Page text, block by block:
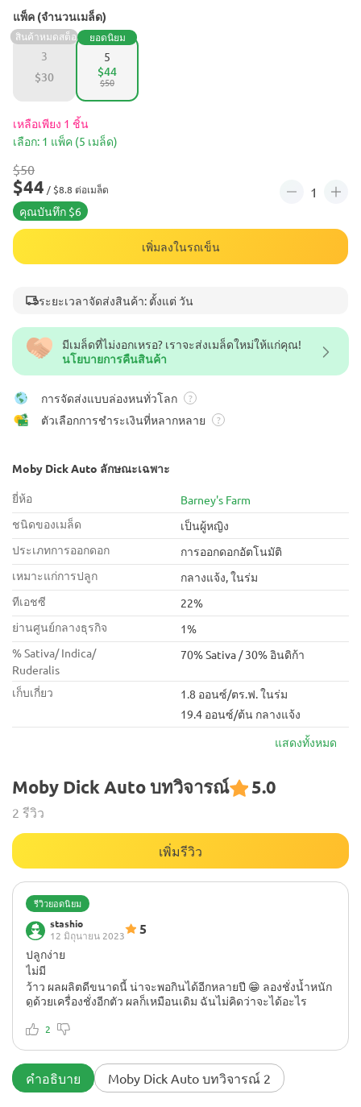
มีเมล็ดที่ไม่งอกเหรอ? เราจะส่งเมล็ดใหม่ให้แก่คุณ!
นโยบายการคืนสินค้า
การจัดส่งแบบล่องหนทั่วโลก ?
ตัวเลือกการชำระเงินที่หลากหลาย ?
Moby Dick Auto ลักษณะเฉพาะ
ยี่ห้อ
Barney's Farm
ชนิดของเมล็ด
เป็นผู้หญิง
ประเภทการออกดอก
การออกดอกอัตโนมัติ
เหมาะแก่การปลูก
กลางแจ้ง, ในร่ม
ทีเอชซี
22%
ย่านศูนย์กลางธุรกิจ
1%
% Sativa/ Indica/
Ruderalis
70% Sativa / 30% อินดิก้า
เก็บเกี่ยว
1.8 ออนซ์/ตร.ฟ. ในร่ม
19.4 ออนซ์/ต้น กลางแจ้ง
แสดงทั้งหมด
Moby Dick Auto บทวิจารณ์ 5.0
2 รีวิว
เพิ่มรีวิว
รีวิวยอดนิยม
stashio
12 มิถุนายน 2023
5
ปลูกง่าย
ไม่มี
ว้าว ผลผลิตดีขนาดนี้ น่าจะพอกินได้อีกหลายปี 😁 ลองชั่งน้ำหนัก
ดูด้วยเครื่องชั่งอีกตัว ผลก็เหมือนเดิม ฉันไม่คิดว่าจะได้อะไร
และใบออกไปเกือบหมดแล้ว มันจึงมีน้ำหนักจริงๆ
2
คำอธิบาย Moby Dick Auto บทวิจารณ์ 2
แพ็ค (จำนวนเมล็ด)
3
สินค้าหมดสต็อก
$30
5
ยอดนิยม
$50
$44
เหลือเพียง 1 ชิ้น
เลือก: 1 แพ็ค (5 เมล็ด)
$50
$44 / $8.8 ต่อเมล็ด
คุณบันทึก $6
เพิ่มลงในรถเข็น
ระยะเวลาจัดส่งสินค้า: ตั้งแต่ วัน